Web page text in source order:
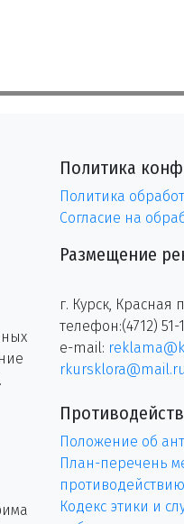
Политика
Политика
Согласие на
Размещение
г. Курск,
телефон:(4712) 51-
e-mail:
rkursklora@mail.ru
Положение об
План-перечень
Кодекс этики и